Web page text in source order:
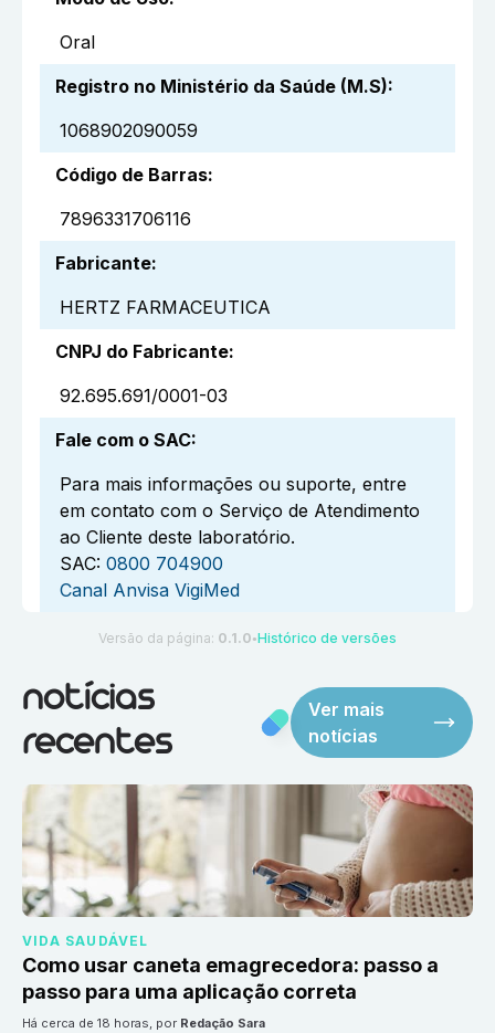
Oral
Registro no Ministério da Saúde (M.S):
1068902090059
Código de Barras:
7896331706116
Fabricante:
HERTZ FARMACEUTICA
CNPJ do Fabricante:
92.695.691/0001-03
Fale com o SAC:
Para mais informações ou suporte, entre
em contato com o Serviço de Atendimento
ao Cliente deste laboratório.
SAC: 0800 704900
Canal Anvisa VigiMed
Versão da página: 0.1.0 ●Histórico de versões
notícias
recentes
Ver mais
notícias
VIDA SAUDÁVEL
Como usar caneta emagrecedora: passo a
passo para uma aplicação correta
há cerca de 18 horas, por Redação Sara